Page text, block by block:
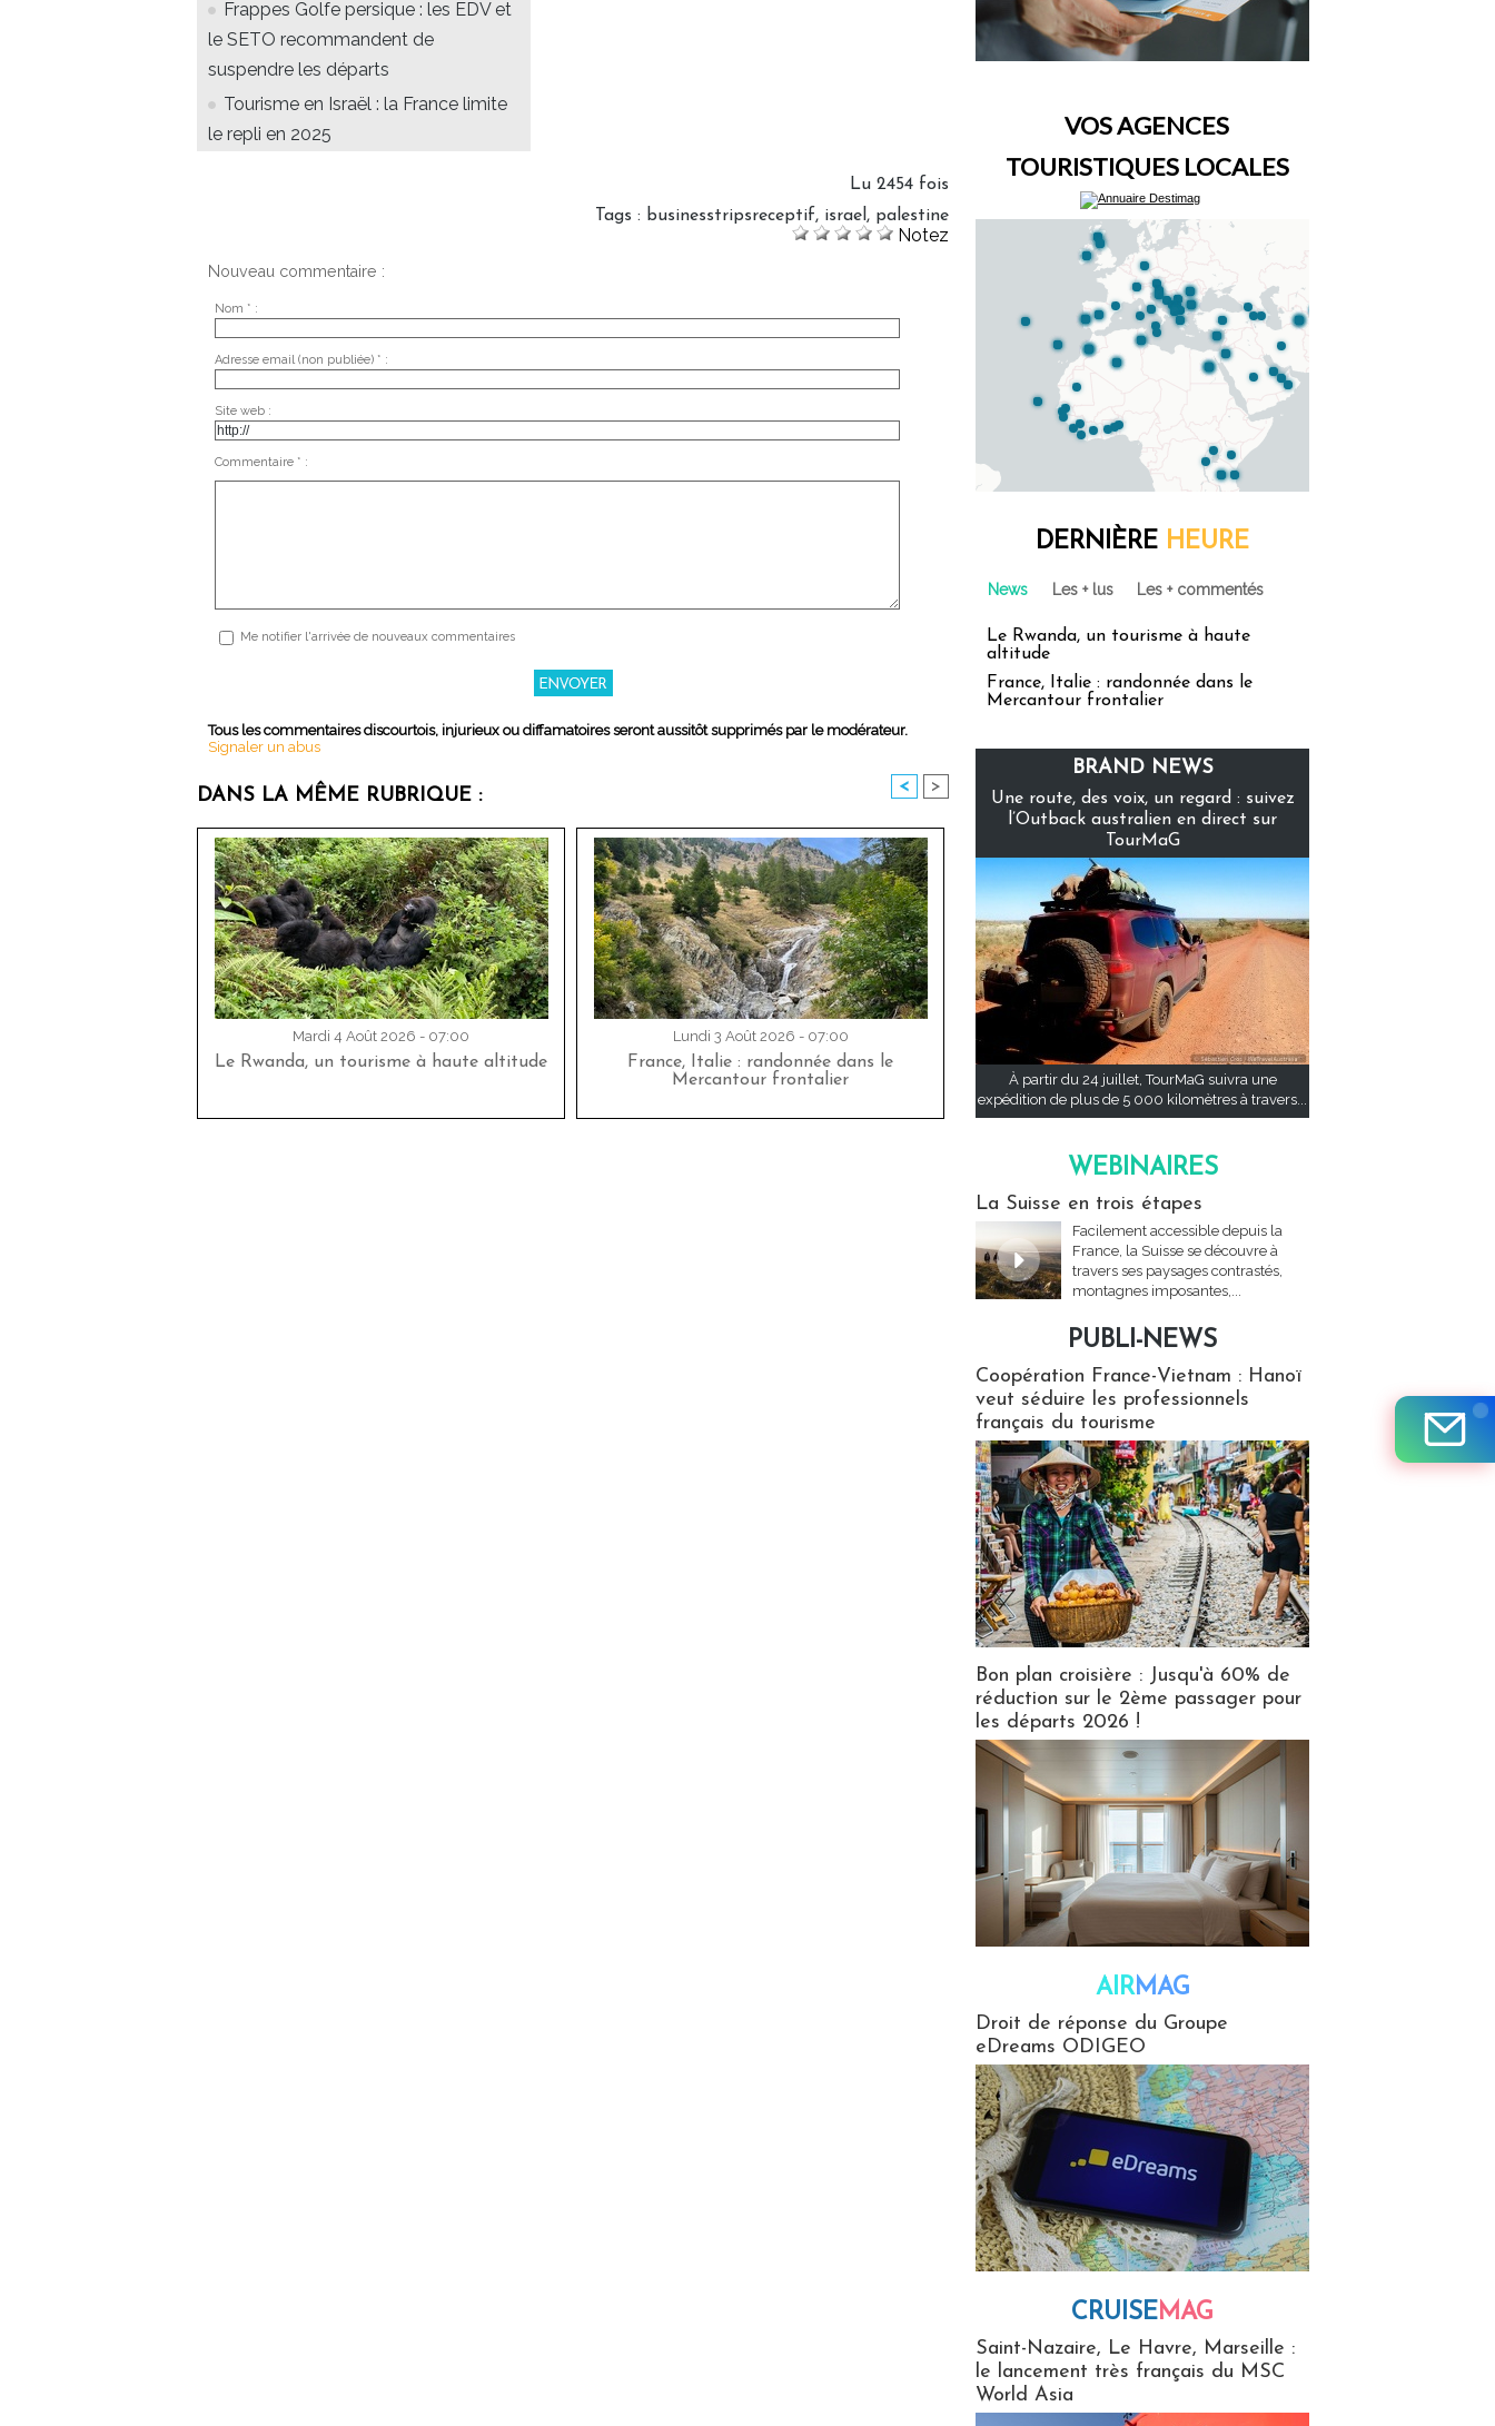
Frappes Golfe persique : les EDV et
le SETO recommandent de
suspendre les départs
Tourisme en Israël : la France limite
le repli en 2025
Lu 2454 fois
Tags : businesstripsreceptif, israel , palestine
Notez
Nouveau commentaire :
Nom * :
Adresse email (non publiée) * :
Site web :
Commentaire * :
Me notifier l'arrivée de nouveaux commentaires
Tous les commentaires discourtois, injurieux ou diffamatoires seront aussitôt supprimés par le modérateur.
Signaler un abus
DANS LA MÊME RUBRIQUE : < >
Mardi 4 Août 2026 - 07:00
Le Rwanda, un tourisme à haute altitude
Lundi 3 Août 2026 - 07:00
France, Italie : randonnée dans le
Mercantour frontalier
VOS AGENCES
TOURISTIQUES LOCALES
DERNIÈRE HEURE
News Les + lus Les + commentés
Le Rwanda, un tourisme à haute
altitude
France, Italie : randonnée dans le
Mercantour frontalier
BRAND NEWS
Une route, des voix, un regard : suivez
l’Outback australien en direct sur
TourMaG
À partir du 24 juillet, TourMaG suivra une
expédition de plus de 5 000 kilomètres à travers...
WEBINAIRES
La Suisse en trois étapes
Facilement accessible depuis la
France, la Suisse se découvre à
travers ses paysages contrastés,
montagnes imposantes,...
PUBLI-NEWS
Coopération France-Vietnam : Hanoï
veut séduire les professionnels
français du tourisme
Bon plan croisière : Jusqu'à 60% de
réduction sur le 2ème passager pour
les départs 2026 !
AIRMAG
Droit de réponse du Groupe
eDreams ODIGEO
CRUISEMAG
Saint-Nazaire, Le Havre, Marseille :
le lancement très français du MSC
World Asia